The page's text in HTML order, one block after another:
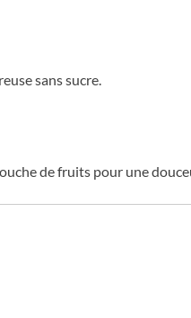
sans sucre.
de fruits pour une